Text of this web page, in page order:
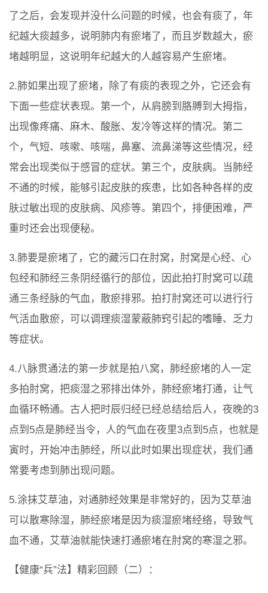
了之后，会发现并没什么问题的时候，也会有痰了，年
纪越大痰越多，说明肺内有瘀堵了，而且岁数越大，瘀
堵越明显，这说明年纪越大的人越容易产生瘀堵。
2.肺如果出现了瘀堵，除了有痰的表现之外，它还会有
下面一些症状表现。第一个，从肩膀到胳膊到大拇指，
出现像疼痛、麻木、酸胀、发冷等这样的情况。第二
个，气短、咳嗽、咳喘，鼻塞、流鼻涕等这些情况，经
常会出现类似于感冒的症状。第三个，皮肤病。当肺经
不通的时候，能够引起皮肤的疾患，比如各种各样的皮
肤过敏出现的皮肤病、风疹等。第四个，排便困难，严
重时还会出现便秘。
3.肺要是瘀堵了，它的藏污口在肘窝，肘窝是心经、心
包经和肺经三条阴经循行的部位，因此拍打肘窝可以疏
通三条经脉的气血，散瘀排邪。拍打肘窝还可以进行行
气活血散瘀，可以调理痰湿蒙蔽肺窍引起的嗜睡、乏力
等症状。
4.八脉贯通法的第一步就是拍八窝，肺经瘀堵的人一定
多拍肘窝，把痰湿之邪排出体外，肺经瘀堵打通，让气
血循环畅通。古人把时辰归经已经总结给后人，夜晚的3
点到5点是肺经当令，人的气血在夜里3点到5点，也就是
寅时，开始冲击肺经，所以此时如果出现症状，我们通
常要考虑到肺出现问题。
5.涂抹艾草油，对通肺经效果是非常好的，因为艾草油
可以散寒除湿，肺经瘀堵是因为痰湿瘀堵经络，导致气
血不通，艾草油就能快速打通瘀堵在肘窝的寒湿之邪。
【健康“兵”法】精彩回顾（二）：